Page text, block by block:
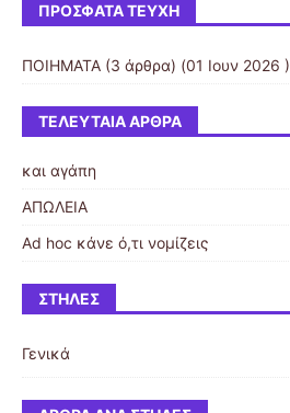
ΠΡΌΣΦΑΤΑ ΤΕΎΧΗ
ΠΟΙΗΜΑΤΑ (3 άρθρα) (01 Ιουν 2026 )
ΤΕΛΕΥΤΑΊΑ ΆΡΘΡΑ
και αγάπη
ΑΠΩΛΕΙΑ
Αd hoc κάνε ό,τι νομίζεις
ΣΤΉΛΕΣ
Γενικά